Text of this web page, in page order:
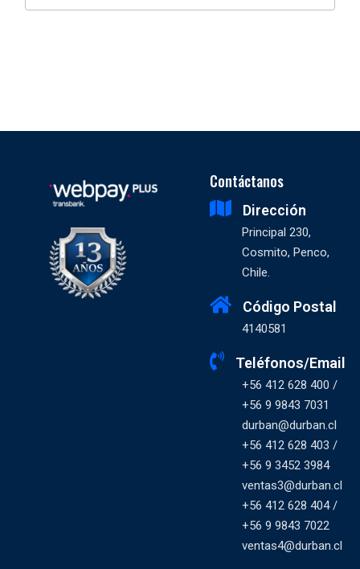
Contáctanos
Dirección
Principal 230,
Cosmito, Penco,
Chile.
Código Postal
4140581
Teléfonos/Email
+56 412 628 400 /
+56 9 9843 7031
durban@durban.cl
+56 412 628 403 /
+56 9 3452 3984
ventas3@durban.cl
+56 412 628 404 /
+56 9 9843 7022
ventas4@durban.cl